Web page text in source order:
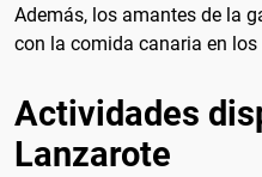
Además, los amantes de la
con la comida canaria en
Actividades
Lanzarote